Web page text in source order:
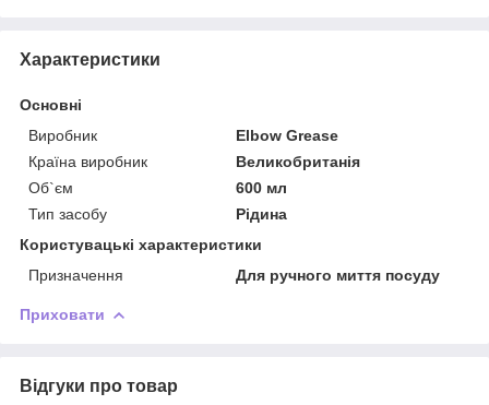
Характеристики
Основні
Виробник
Elbow Grease
Країна виробник
Великобританія
Об`єм
600 мл
Тип засобу
Рідина
Користувацькі характеристики
Призначення
Для ручного миття посуду
Приховати
Відгуки про товар